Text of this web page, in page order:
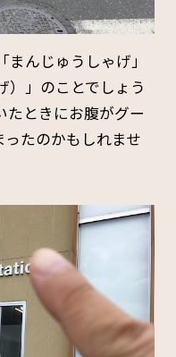
んじゅうしゃげ」
）」のことでしょう
たときにお腹がグー
ったのかもしれませ